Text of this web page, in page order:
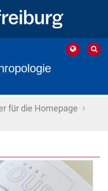
für die Homepage ›